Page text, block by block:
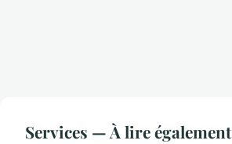
Services — À lire également